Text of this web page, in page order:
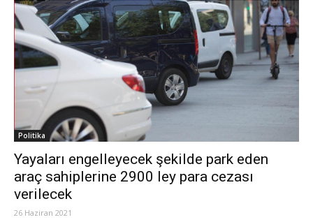
Politika
Yayaları engelleyecek şekilde park eden
araç sahiplerine 2900 ley para cezası
verilecek
26 Haziran 2021